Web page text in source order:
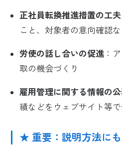
正社員転換推進措置の工夫
こと、対象者の意向確認
労使の話し合いの促進 ：
取の機会づくり
雇用管理に関する情報の
績などをウェブサイト等
★ 重要：説明方法に